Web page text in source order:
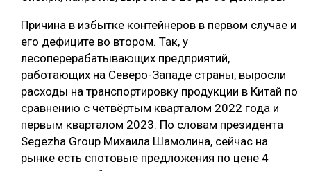
ЛЕСОПИЛЕНИЕ
ДЕРЕВЯННОЕ ДОМОСТРОЕНИЕ
БЕЗОПАСНОЕ ПРОИЗВОДСТВО
СОРТИРОВКА ДРЕВЕСИНЫ
СУШКА ДРЕВЕСИНЫ
МЕБЕЛЬНОЕ ПРОИЗВОДСТВО
Причина в избытке контейнеров в первом случае и
его дефиците во втором. Так, у
лесоперерабатывающих предприятий,
работающих на Северо-Западе страны, выросли
расходы на транспортировку продукции в Китай по
сравнению с четвёртым кварталом 2022 года и
первым кварталом 2023. По словам президента
Segezha Group Михаила Шамолина, сейчас на
рынке есть спотовые предложения по цене 4